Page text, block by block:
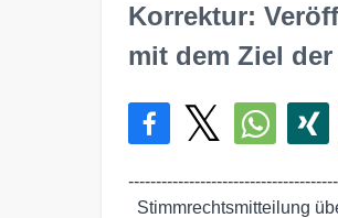
Korrektur:
mit dem Ziel